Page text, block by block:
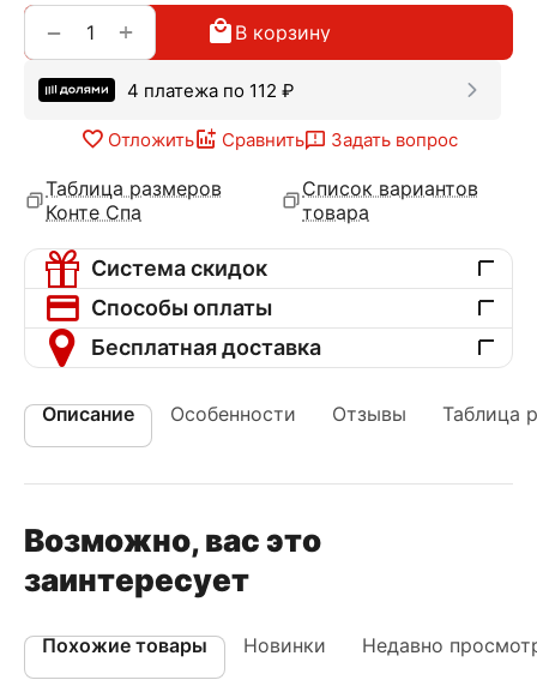
+
− В корзину
4 платежа по 112 ₽
Отложить Сравнить Задать вопрос
Таблица размеров
Конте Спа
Список вариантов
товара
Система скидок
Способы оплаты
Бесплатная доставка
Описание Особенности Отзывы Таблица
Возможно, вас это
заинтересует
Похожие товары Новинки Недавно